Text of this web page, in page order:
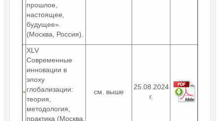
прошлое,
настоящее,
будущее».
(Москва, Россия).
XLV
Современные
инновации в
эпоху
глобализации:
теория,
методология,
практика (Москва,
см. выше
25.08.2024
г.